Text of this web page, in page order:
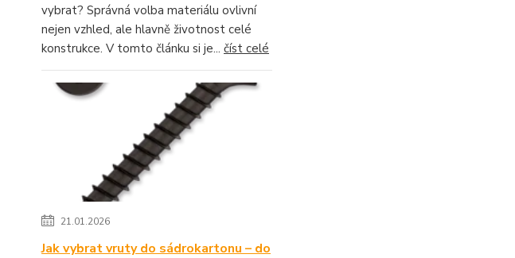
vybrat? Správná volba materiálu ovlivní
nejen vzhled, ale hlavně životnost celé
konstrukce. V tomto článku si je... číst celé
21.01.2026
Jak vybrat vruty do sádrokartonu – do